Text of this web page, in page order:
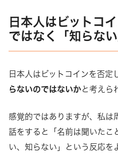
日本人はビットコ
ではなく「知らな
日本人はビットコインを否定
らないのではないかと考えら
感覚的ではありますが、私は
話をすると「名前は聞いたこ
い、知らない」という反応を